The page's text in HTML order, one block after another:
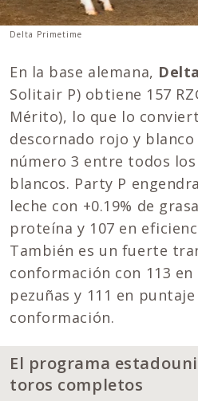
Delta Primetime
En la base alemana,
Solitair P) obtiene 157
Mérito), lo que lo
descornado rojo y
número 3 entre todos
blancos. Party P
leche con +0.19% de
proteína y 107 en
También es un fuerte
conformación con 113
pezuñas y 111 en
conformación.
El programa
toros completos